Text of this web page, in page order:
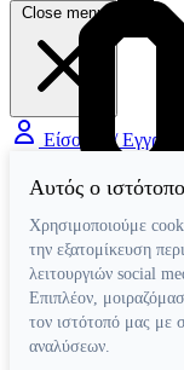
Close menu
Είσοδος / Εγγραφή
Αυτός ο
Χρησιμοποιούμε
την εξατομίκευση
λειτουργιών social
Επιπλέον,
τον ιστότοπό μας με
αναλύσεων.